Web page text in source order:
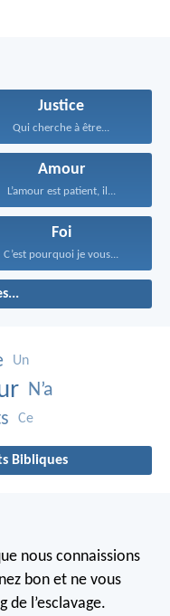
Justice
Qui cherche à être...
Amour
L’amour est patient, il...
Foi
C’est pourquoi je vous...
Un
N’a
Ce
Bibliques
nous connaissions
bon et ne vous
de l’esclavage.